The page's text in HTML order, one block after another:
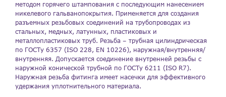
методом горячего штампования с последующим нанесением
никелевого гальванопокрытия. Применяется для создания
разъемных резьбовых соединений на трубопроводах из
стальных, медных, латунных, пластиковых и
металлопластиковых труб. Резьба – трубная цилиндрическая
по ГОСТу 6357 (ISO 228, EN 10226), наружная/внутренняя/
внутренняя. Допускается соединение внутренней резьбы с
наружной конической трубной по ГОСТу 6211 (ISO R7).
Наружная резьба фитинга имеет насечки для эффективного
удержания уплотнительного материала.